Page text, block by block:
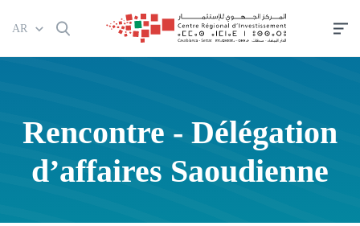
إلى
المحتوى
AR
Rencontre - Délégation
d’affaires Saoudienne